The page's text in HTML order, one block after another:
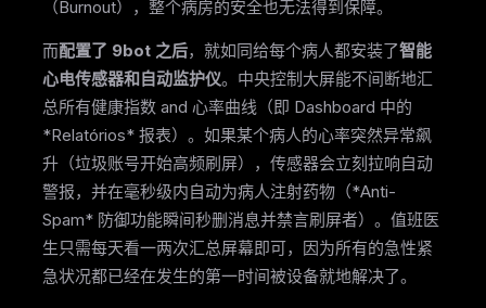
（Burnout），整个病房的安全也无法得到保障。
而配置了 9bot 之后，就如同给每个病人都安装了智能
心电传感器和自动监护仪。中央控制大屏能不间断地汇
总所有健康指数 and 心率曲线（即 Dashboard 中的
*Relatórios* 报表）。如果某个病人的心率突然异常飙
升（垃圾账号开始高频刷屏），传感器会立刻拉响自动
警报，并在毫秒级内自动为病人注射药物（*Anti-
Spam* 防御功能瞬间秒删消息并禁言刷屏者）。值班医
生只需每天看一两次汇总屏幕即可，因为所有的急性紧
急状况都已经在发生的第一时间被设备就地解决了。